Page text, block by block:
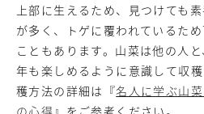
上部に生えるため、見つけても
が多く、トゲに覆われているた
こともあります。山菜は他の人
年も楽しめるように意識して収
穫方法の詳細は『名人に学ぶ山
の心得 』をご参考ください。